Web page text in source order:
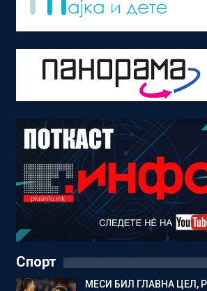
Спорт
МЕСИ БИЛ ГЛАВНА ЦЕЛ,